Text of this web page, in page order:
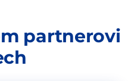
partnerovi